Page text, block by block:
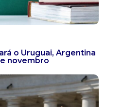
o Uruguai, Argentina
novembro